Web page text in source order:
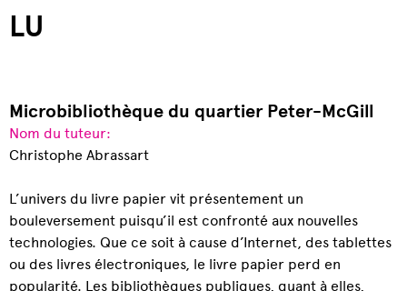
LU
Microbibliothèque du quartier Peter-McGill
Nom du tuteur:
Christophe Abrassart
L’univers du livre papier vit présentement un
bouleversement puisqu’il est confronté aux nouvelles
technologies. Que ce soit à cause d’Internet, des tablettes
ou des livres électroniques, le livre papier perd en
popularité. Les bibliothèques publiques, quant à elles,